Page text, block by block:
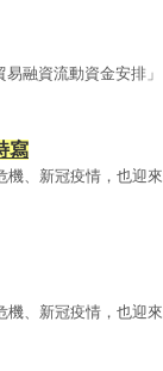
融資流動資金安排」
寫
機、新冠疫情，也迎來
機、新冠疫情，也迎來